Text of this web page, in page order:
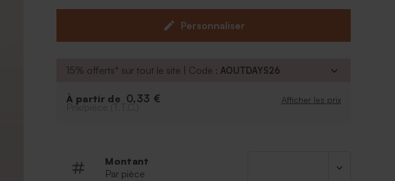
Personnaliser
15% offerts* sur tout le site | Code :AOUTDAYS26
À partir de 0,33 € Afficher les prix
Prix/pièce (T.T.C.)
Montant
Par pièce